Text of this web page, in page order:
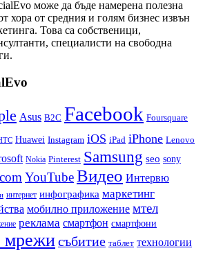
може да бъде намерена полезна
хора от средния и голям бизнес извън
Това са собственици,
специалисти на свободна
Asus B2C Facebook Foursquare
Huawei Instagram iOS iPad iPhone Lenovo
Nokia Pinterest Samsung seo sony
YouTubeВидео Интервю
интернет инфографика маркетинг
мобилно приложение мтел
реклама смартфон смартфони
мрежисъбитие таблет технологии